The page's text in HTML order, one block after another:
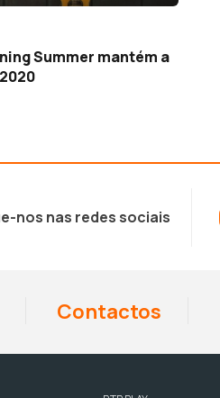
Summer mantém a
nos nas redes sociais
Contactos